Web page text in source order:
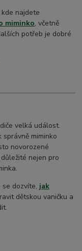
najdete
miminko, včetně
potřeb je dobré
velká událost.
miminko
novorozené
nejen pro
dozvíte, jak
dětskou vaničku a